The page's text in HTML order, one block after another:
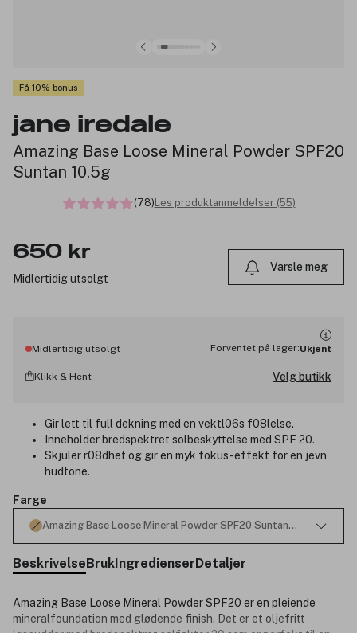
Få 10% bonus
jane iredale
Amazing Base Loose Mineral Powder SPF20
Suntan 10,5g
(78)Les produktanmeldelser (55)
650 kr
Midlertidig utsolgt
Varsle meg
Midlertidig utsolgt Forventet på lager:Ukjent
Klikk & Hent Velg butikk
Gir lett til full dekning med en vektl06s f08lelse.
Inneholder bredspektret solbeskyttelse med SPF 20.
Skjuler r08dhet og gir en myk fokus-effekt for en jevn
hudtone.
Farge
Amazing Base Loose Mineral Powder SPF20 Suntan 10,5g
BeskrivelseBrukIngredienserDetaljer
Amazing Base Loose Mineral Powder SPF20 er en pleiende
mineralfoundation med glødende finish. Det er et oljefritt